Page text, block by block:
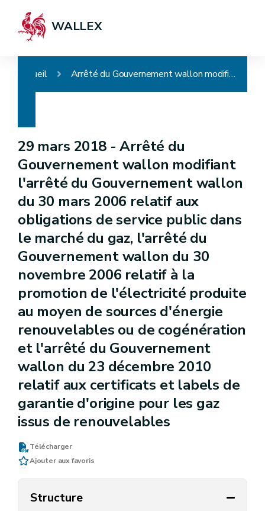
WALLEX
Accueil Arrêté du Gouvernement wallon modifiant l'arrêté du Gouvernement wallon du 30 mars 2006 relatif aux obligations de service public dans le marché du gaz, l'arrêté du Gouvernement wallon du 30 novembre 2006 relatif à la promotion de l'électricité produite au moyen de sources d'énergie renouvelables ou de cogénération et l'arrêté du Gouvernement wallon du 23 décembre 2010 relatif aux certificats et labels de garantie d'origine pour les gaz issus de renouvelables
29 mars 2018 -Arrêté du
Gouvernement wallon modifiant
l'arrêté du Gouvernement wallon
du 30 mars 2006 relatif aux
obligations de service public dans
le marché du gaz, l'arrêté du
Gouvernement wallon du 30
novembre 2006 relatif à la
promotion de l'électricité produite
au moyen de sources d'énergie
renouvelables ou de cogénération
et l'arrêté du Gouvernement
wallon du 23 décembre 2010
relatif aux certificats et labels de
garantie d'origine pour les gaz
issus de renouvelables
Télécharger
Ajouter aux favoris
Structure